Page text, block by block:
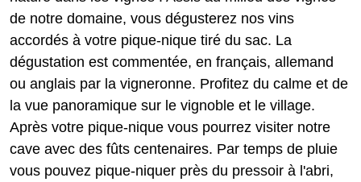
de notre domaine, vous dégusterez nos vins
accordés à votre pique-nique tiré du sac. La
dégustation est commentée, en français, allemand
ou anglais par la vigneronne. Profitez du calme et de
la vue panoramique sur le vignoble et le village.
Après votre pique-nique vous pourrez visiter notre
cave avec des fûts centenaires. Par temps de pluie
vous pouvez pique-niquer près du pressoir à l'abri,